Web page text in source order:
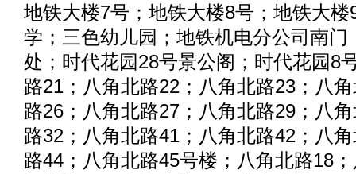
地铁大楼7号；地铁大楼8号；地铁大
学；三色幼儿园；地铁机电分公司南门
处；时代花园28号景公阁；时代花园8
路21；八角北路22；八角北路23；八
路26；八角北路27；八角北路29；八
路32；八角北路41；八角北路42；八
路44；八角北路45号楼；八角北路18